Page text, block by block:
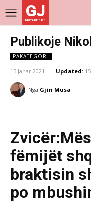
GJ
DRITARE E RE
Publikoje
PAKATEGORI
15 Janar 2021 Updated:
Nga Gjin Musa
fëmijët
braktisin
po